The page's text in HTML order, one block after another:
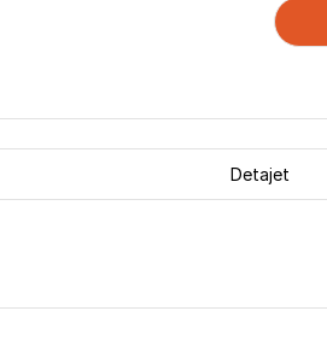
Detajet